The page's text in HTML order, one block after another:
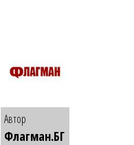
Автор
Флагман.БГ